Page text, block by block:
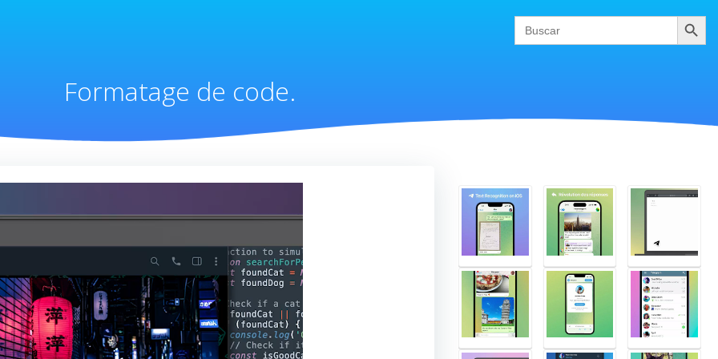
Search
for:
Buscar
Formatage de code.